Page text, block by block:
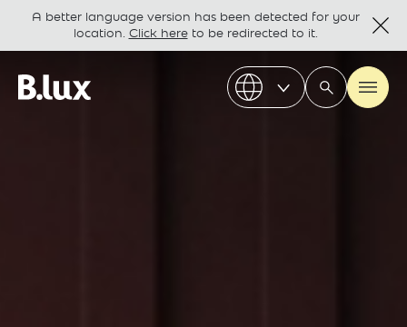
A better language version has been detected for your
location. Click hereto be redirected to it.